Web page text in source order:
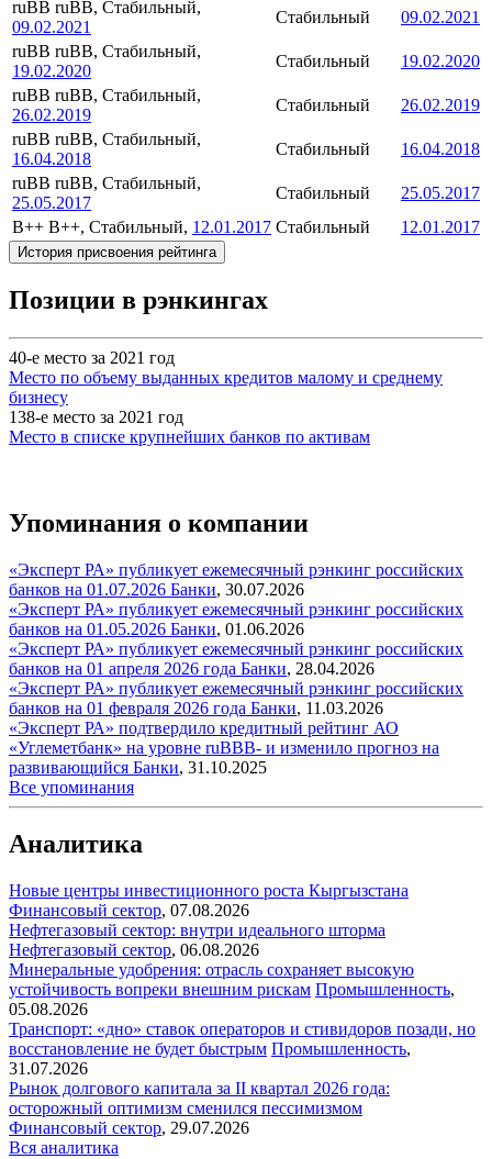
ruBB ruBB, Стабильный,
09.02.2021
Стабильный
09.02.2021
ruBB ruBB, Стабильный,
19.02.2020
Стабильный
19.02.2020
ruBB ruBB, Стабильный,
26.02.2019
Стабильный
26.02.2019
ruBB ruBB, Стабильный,
16.04.2018
Стабильный
16.04.2018
ruBB ruBB, Стабильный,
25.05.2017
Стабильный
25.05.2017
B++ B++, Стабильный, 12.01.2017 Стабильный 12.01.2017
История присвоения рейтинга
Позиции в рэнкингах
40-е место за 2021 год
Место по объему выданных кредитов малому и среднему
бизнесу
138-е место за 2021 год
Место в списке крупнейших банков по активам
Упоминания о компании
«Эксперт РА» публикует ежемесячный рэнкинг российских
банков на 01.07.2026 Банки, 30.07.2026
«Эксперт РА» публикует ежемесячный рэнкинг российских
банков на 01.05.2026 Банки, 01.06.2026
«Эксперт РА» публикует ежемесячный рэнкинг российских
банков на 01 апреля 2026 года Банки, 28.04.2026
«Эксперт РА» публикует ежемесячный рэнкинг российских
банков на 01 февраля 2026 года Банки, 11.03.2026
«Эксперт РА» подтвердило кредитный рейтинг АО
«Углеметбанк» на уровне ruBBB- и изменило прогноз на
развивающийся Банки, 31.10.2025
Все упоминания
Аналитика
Новые центры инвестиционного роста Кыргызстана
Финансовый сектор, 07.08.2026
Нефтегазовый сектор: внутри идеального шторма
Нефтегазовый сектор, 06.08.2026
Минеральные удобрения: отрасль сохраняет высокую
устойчивость вопреки внешним рискам Промышленность,
05.08.2026
Транспорт: «дно» ставок операторов и стивидоров позади, но
восстановление не будет быстрым Промышленность,
31.07.2026
Рынок долгового капитала за II квартал 2026 года:
осторожный оптимизм сменился пессимизмом
Финансовый сектор, 29.07.2026
Вся аналитика